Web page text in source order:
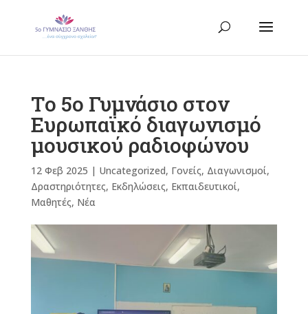
Το 5ο Γυμνάσιο στον
Ευρωπαϊκό διαγωνισμό
μουσικού ραδιοφώνου
12 Φεβ 2025 | Uncategorized, Γονείς, Διαγωνισμοί,
Δραστηριότητες, Εκδηλώσεις, Εκπαιδευτικοί,
Μαθητές, Νέα